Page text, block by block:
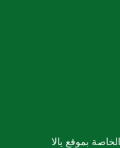
بموقع يالا